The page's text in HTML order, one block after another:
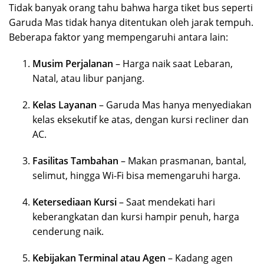
Tidak banyak orang tahu bahwa harga tiket bus seperti
Garuda Mas tidak hanya ditentukan oleh jarak tempuh.
Beberapa faktor yang mempengaruhi antara lain:
Musim Perjalanan – Harga naik saat Lebaran,
Natal, atau libur panjang.
Kelas Layanan – Garuda Mas hanya menyediakan
kelas eksekutif ke atas, dengan kursi recliner dan
AC.
Fasilitas Tambahan – Makan prasmanan, bantal,
selimut, hingga Wi-Fi bisa memengaruhi harga.
Ketersediaan Kursi– Saat mendekati hari
keberangkatan dan kursi hampir penuh, harga
cenderung naik.
Kebijakan Terminal atau Agen – Kadang agen